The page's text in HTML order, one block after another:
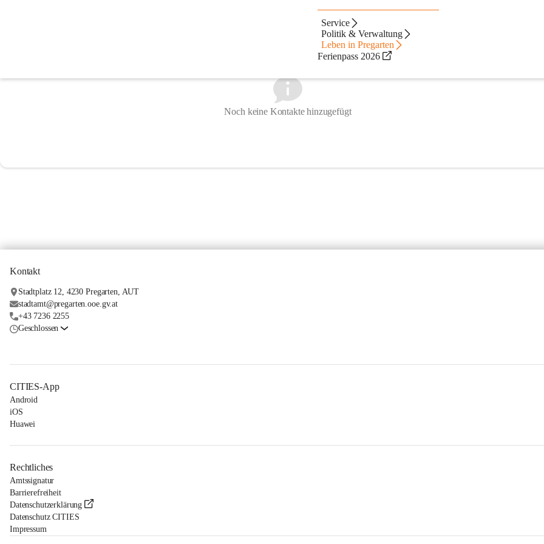
Service
Politik & Verwaltung
Leben in Pregarten
Ferienpass 2026
Noch keine Kontakte hinzugefügt
Kontakt
Stadtplatz 12, 4230 Pregarten, AUT
stadtamt@pregarten.ooe.gv.at
+43 7236 2255
Geschlossen
CITIES-App
Android
iOS
Huawei
Rechtliches
Amtssignatur
Barrierefreiheit
Datenschutzerklärung
Datenschutz CITIES
Impressum